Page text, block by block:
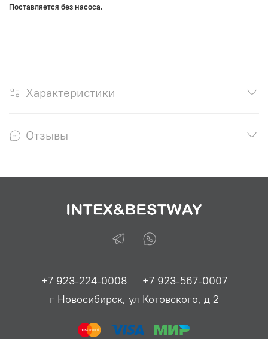
Поставляется без насоса.
Характеристики
Отзывы
+7 923-224-0008
+7 923-567-0007
г Новосибирск, ул Котовского, д 2